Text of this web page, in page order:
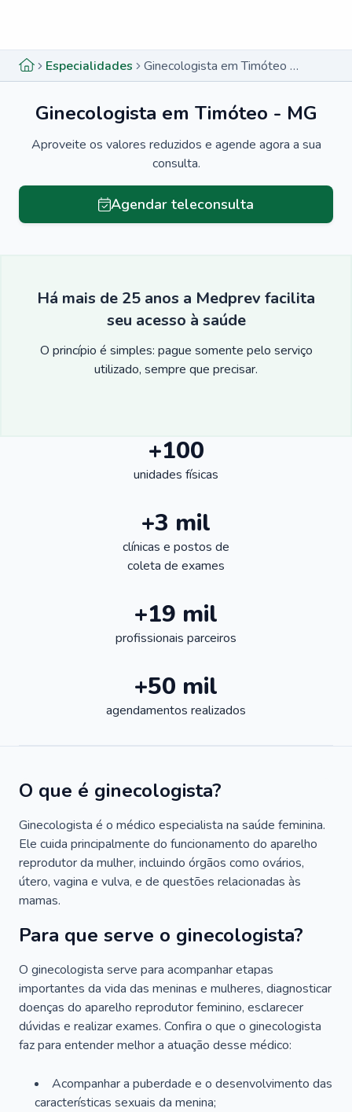
Especialidades Ginecologista em Timóteo - MG
Ginecologista em Timóteo - MG
Aproveite os valores reduzidos e agende agora a sua
consulta.
Agendar teleconsulta
Há mais de 25 anos a Medprev facilita
seu acesso à saúde
O princípio é simples: pague somente pelo serviço
utilizado, sempre que precisar.
+100
unidades físicas
+3 mil
clínicas e postos de
coleta de exames
+19 mil
profissionais parceiros
+50 mil
agendamentos realizados
O que é ginecologista?
Ginecologista é o médico especialista na saúde feminina.
Ele cuida principalmente do funcionamento do aparelho
reprodutor da mulher, incluindo órgãos como ovários,
útero, vagina e vulva, e de questões relacionadas às
mamas.
Para que serve o ginecologista?
O ginecologista serve para acompanhar etapas
importantes da vida das meninas e mulheres, diagnosticar
doenças do aparelho reprodutor feminino, esclarecer
dúvidas e realizar exames. Confira o que o ginecologista
faz para entender melhor a atuação desse médico:
Acompanhar a puberdade e o desenvolvimento das
características sexuais da menina;